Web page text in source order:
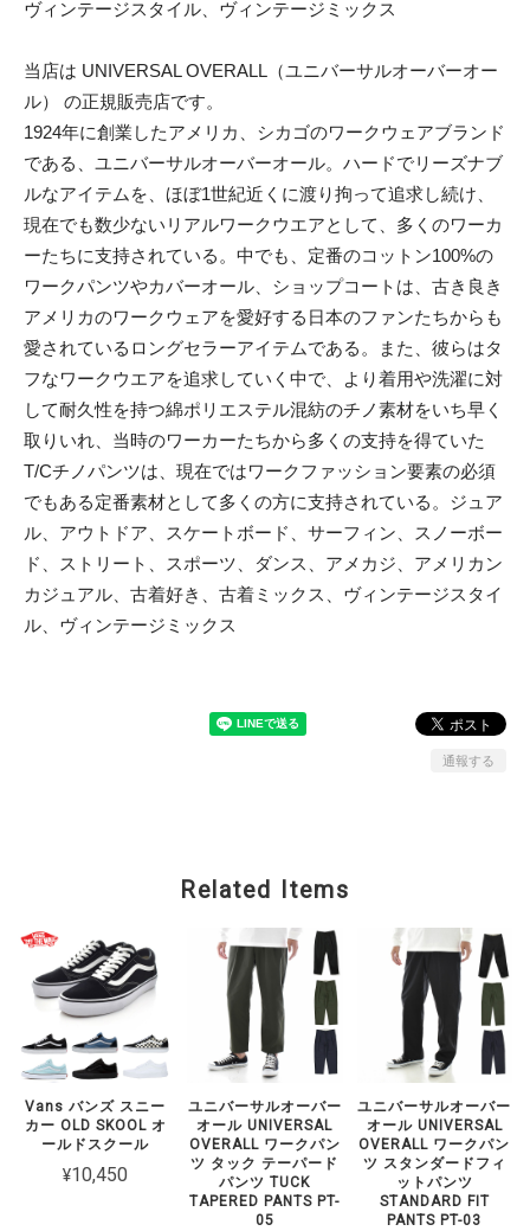
ヴィンテージスタイル、ヴィンテージミックス
当店は UNIVERSAL OVERALL（ユニバーサルオーバーオー
ル） の正規販売店です。
1924年に創業したアメリカ、シカゴのワークウェアブランド
である、ユニバーサルオーバーオール。ハードでリーズナブ
ルなアイテムを、ほぼ1世紀近くに渡り拘って追求し続け、
現在でも数少ないリアルワークウエアとして、多くのワーカ
ーたちに支持されている。中でも、定番のコットン100%の
ワークパンツやカバーオール、ショップコートは、古き良き
アメリカのワークウェアを愛好する日本のファンたちからも
愛されているロングセラーアイテムである。また、彼らはタ
フなワークウエアを追求していく中で、より着用や洗濯に対
して耐久性を持つ綿ポリエステル混紡のチノ素材をいち早く
取りいれ、当時のワーカーたちから多くの支持を得ていた
T/Cチノパンツは、現在ではワークファッション要素の必須
でもある定番素材として多くの方に支持されている。ジュア
ル、アウトドア、スケートボード、サーフィン、スノーボー
ド、ストリート、スポーツ、ダンス、アメカジ、アメリカン
カジュアル、古着好き、古着ミックス、ヴィンテージスタイ
ル、ヴィンテージミックス
通報する
Related Items
Vans バンズ スニー
カー OLD SKOOL オ
ールドスクール
¥10,450
ユニバーサルオーバー
オール UNIVERSAL
OVERALL ワークパン
ツ タック テーパード
パンツ TUCK
TAPERED PANTS PT-
05
ユニバーサルオーバー
オール UNIVERSAL
OVERALL ワークパン
ツ スタンダードフィ
ットパンツ
STANDARD FIT
PANTS PT-03